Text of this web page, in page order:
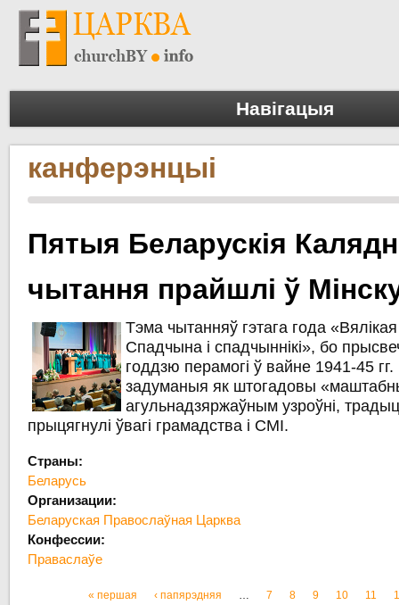
Навігацыя
канферэнцыі
Пятыя Беларускія
чытання прайшлі ў
Тэма чытанняў гэтага года
Спадчына і спадчыннікі», бо
годдзю перамогі ў вайне 1941-45
задуманыя як штогадовы
агульнадзяржаўным узроўні,
прыцягнулі ўвагі грамадства і СМІ.
Страны:
Беларусь
Организации:
Беларуская Правослаўная Царква
Конфессии:
Праваслаўе
« першая ‹ папярэдняя … 7 8 9 10 11